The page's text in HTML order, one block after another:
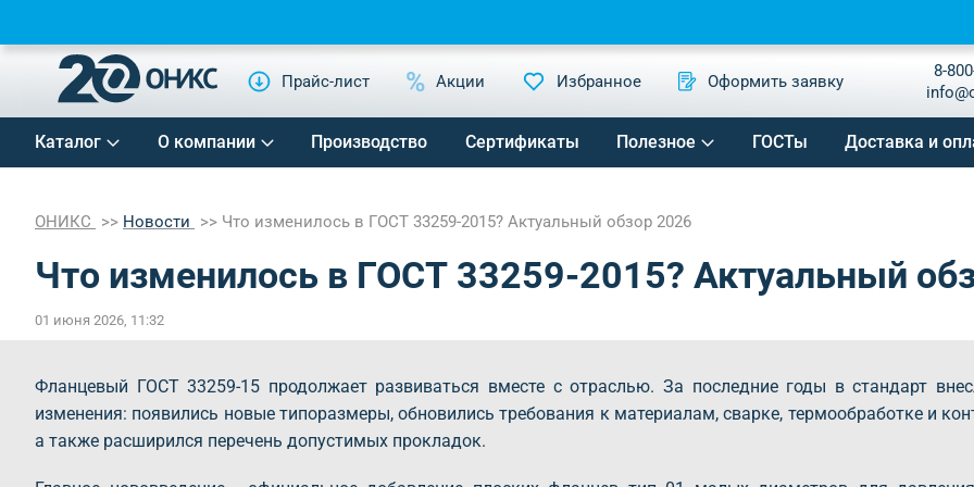
Прайс-лист Акции Избранное Оформить заявку
8-
Каталог О компании Производство Сертификаты Полезное ГОСТы Доставка и
ОНИКС Новости Что изменилось в ГОСТ 33259-2015? Актуальный обзор 2026
Что изменилось в ГОСТ 33259-2015? Актуальный
01 июня 2026, 11:32
Фланцевый ГОСТ 33259-15 продолжает развиваться вместе с отраслью. За последние годы в стандарт
изменения: появились новые типоразмеры, обновились требования к материалам, сварке, термообработке и
а также расширился перечень допустимых прокладок.